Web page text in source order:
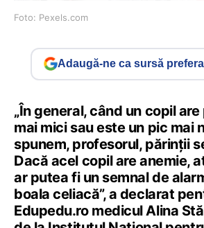
Foto: Pexels.com
Adaugă-ne ca sursă
„În general, când un copil
mai mici sau este un pic mai
spunem, profesorul, părinții
Dacă acel copil are anemie,
ar putea fi un semnal de
boala celiacă”, a declarat
Edupedu.ro medicul Alina